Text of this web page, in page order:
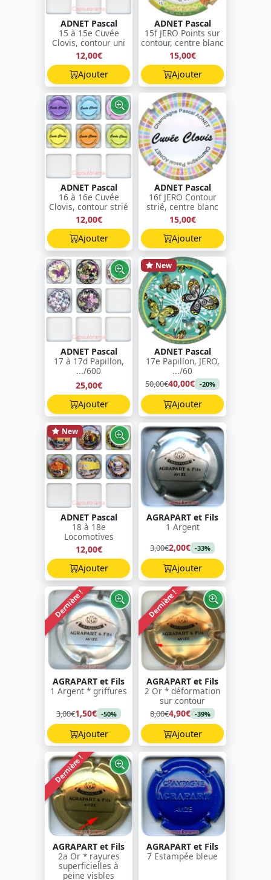
ADNET Pascal
15 à 15e Cuvée
Clovis, contour uni
12,00€
Ajouter
ADNET Pascal
15f JERO Points sur
contour, centre blanc
15,00€
Ajouter
ADNET Pascal
16 à 16e Cuvée
Clovis, contour strié
12,00€
Ajouter
ADNET Pascal
16f JERO Contour
strié, centre blanc
15,00€
Ajouter
ADNET Pascal
17 à 17d Papillon,
.../600
25,00€
Ajouter
New
ADNET Pascal
17e Papillon, JERO,
.../60
50,00€40,00€ -20%
Ajouter
New
ADNET Pascal
18 à 18e
Locomotives
12,00€
Ajouter
AGRAPART et Fils
1 Argent
3,00€2,00€ -33%
Ajouter
Dernière !
AGRAPART et Fils
1 Argent * griffures
3,00€1,50€ -50%
Ajouter
Dernière !
AGRAPART et Fils
2 Or * déformation
sur contour
8,00€4,90€ -39%
Ajouter
Dernière !
AGRAPART et Fils
2a Or * rayures
superficielles à
peine visbles
AGRAPART et Fils
7 Estampée bleue